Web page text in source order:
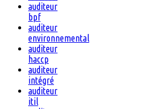
auditeur
bpf
auditeur
environnemental
auditeur
haccp
auditeur
intégré
auditeur
itil